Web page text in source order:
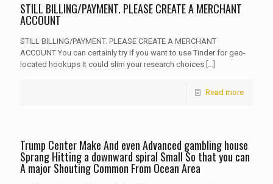
STILL BILLING/PAYMENT. PLEASE CREATE A MERCHANT
ACCOUNT
STILL BILLING/PAYMENT. PLEASE CREATE A MERCHANT
ACCOUNT You can certainly try if you want to use Tinder for geo-
located hookups It could slim your research choices […]
Read more
Trump Center Make And even Advanced gambling house
Sprang Hitting a downward spiral Small So that you can
A major Shouting Common From Ocean Area